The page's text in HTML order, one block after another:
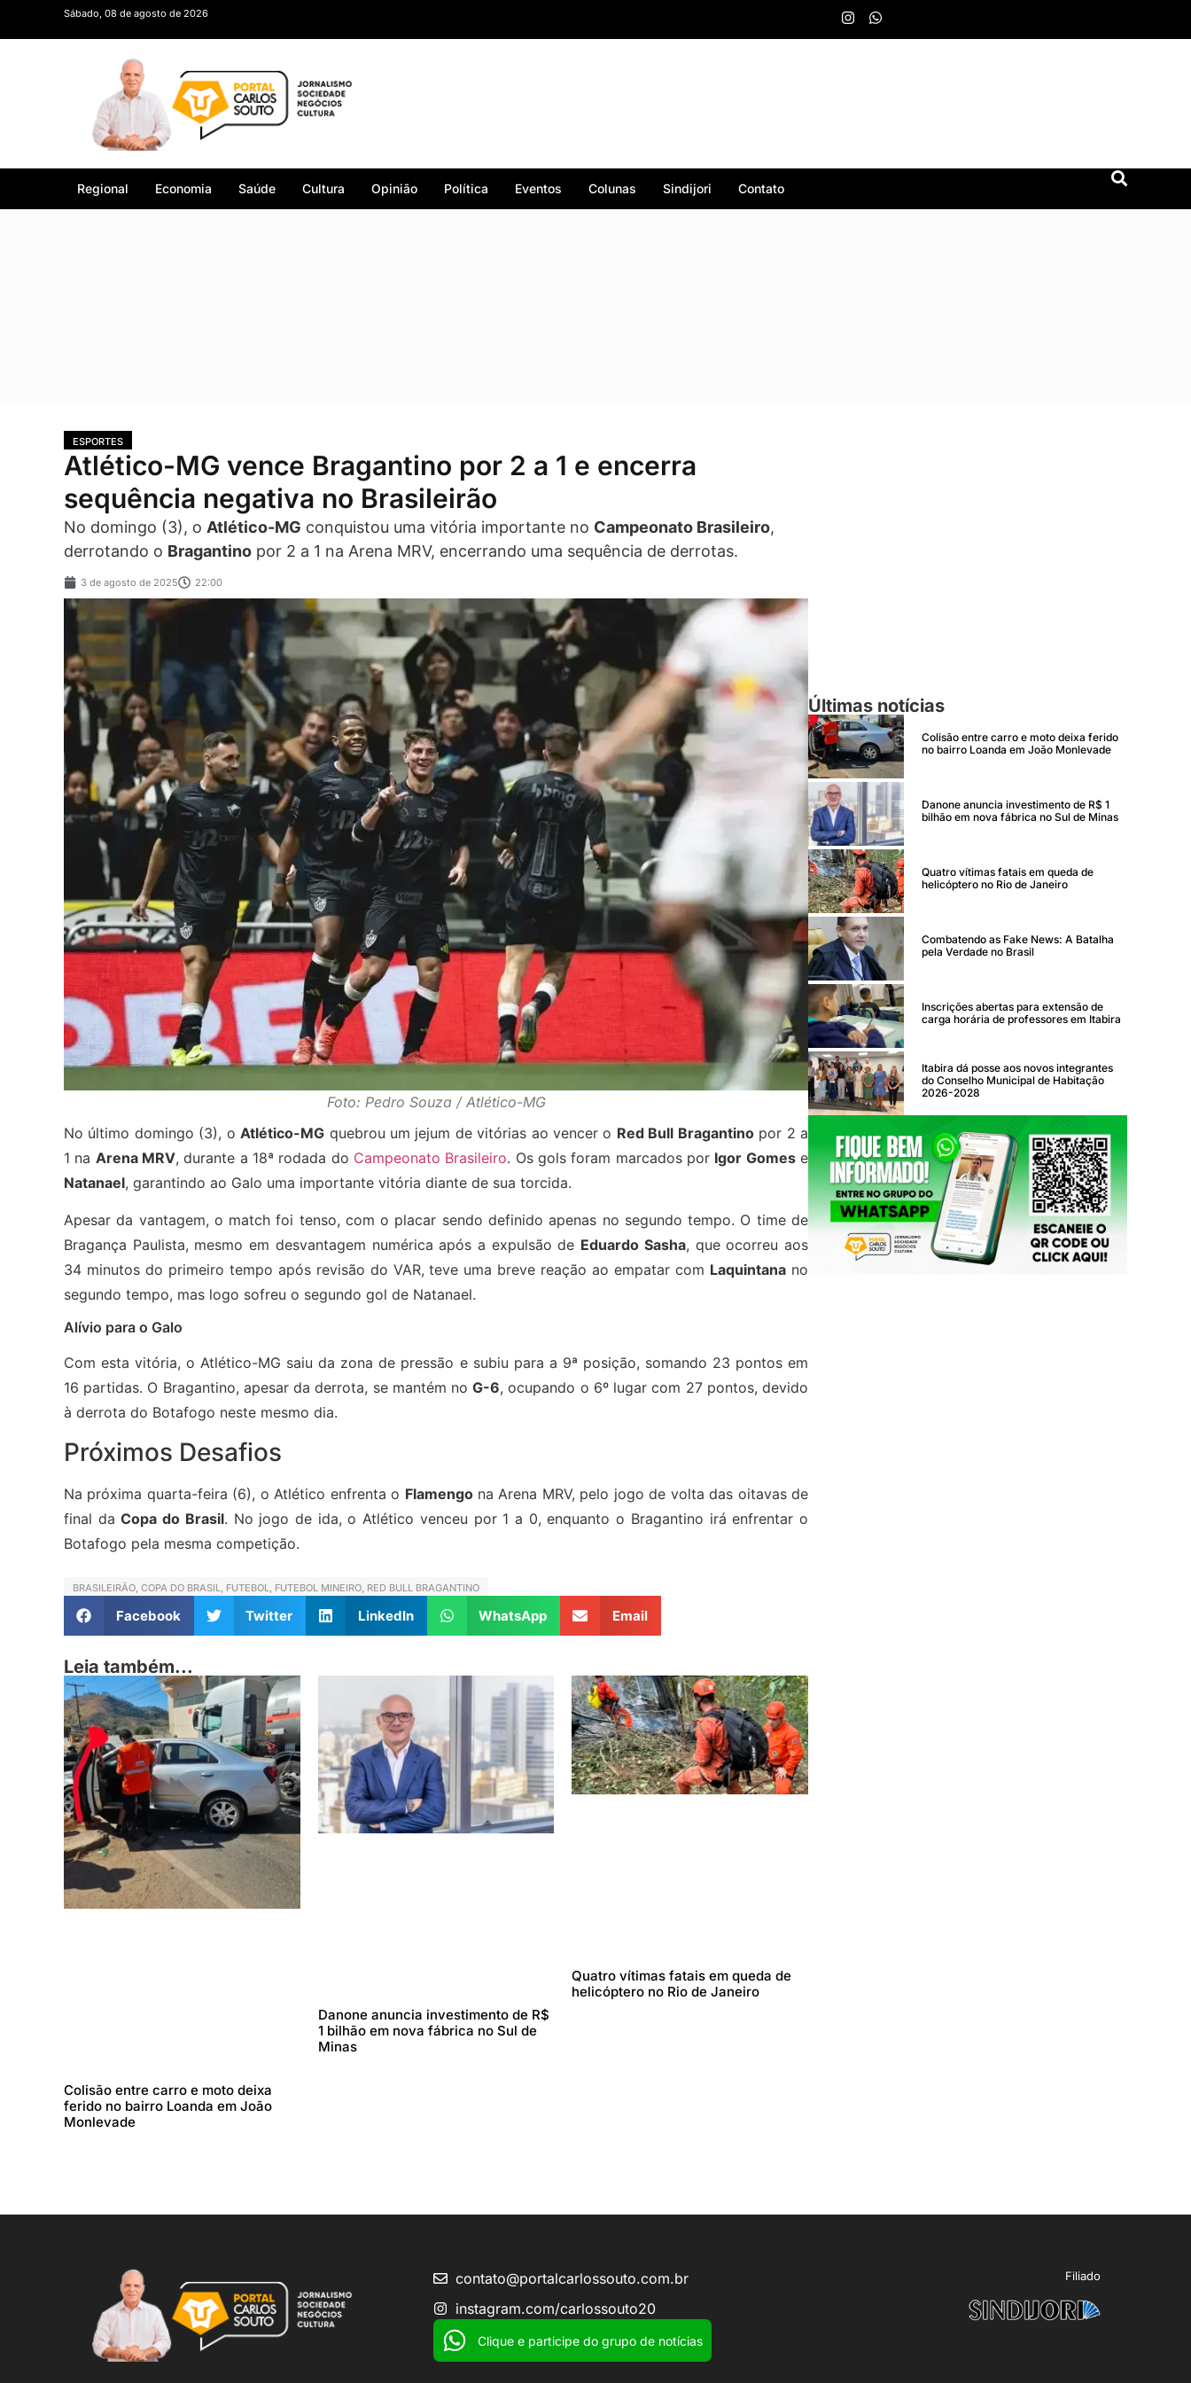
Sábado, 08 de agosto de 2026
Regional Economia Saúde Cultura Opinião Política Eventos Colunas Sindijori Contato
ESPORTES
Atlético-MG vence Bragantino por 2 a 1 e encerra
sequência negativa no Brasileirão
No domingo (3), o Atlético-MG conquistou uma vitória importante no Campeonato Brasileiro,
derrotando o Bragantino por 2 a 1 na Arena MRV, encerrando uma sequência de derrotas.
3 de agosto de 2025 22:00
Foto: Pedro Souza / Atlético-MG
No último domingo (3), oAtlético-MG quebrou um jejum de vitórias ao vencer o Red Bull Bragantinopor 2 a
1 na Arena MRV, durante a 18ª rodada do Campeonato Brasileiro. Os gols foram marcados por Igor Gomese
Natanael, garantindo ao Galo uma importante vitória diante de sua torcida.
Apesar da vantagem, o match foi tenso, com o placar sendo definido apenas no segundo tempo. O time de
Bragança Paulista, mesmo em desvantagem numérica após a expulsão de Eduardo Sasha, que ocorreu aos
34 minutos do primeiro tempo após revisão do VAR, teve uma breve reação ao empatar com Laquintana no
segundo tempo, mas logo sofreu o segundo gol de Natanael.
Alívio para o Galo
Com esta vitória, o Atlético-MG saiu da zona de pressão e subiu para a 9ª posição, somando 23 pontos em
16 partidas. O Bragantino, apesar da derrota, se mantém noG-6, ocupando o 6º lugar com 27 pontos, devido
à derrota do Botafogo neste mesmo dia.
Próximos Desafios
Na próxima quarta-feira (6), o Atlético enfrenta o Flamengona Arena MRV, pelo jogo de volta das oitavas de
final daCopa do Brasil. No jogo de ida, o Atlético venceu por 1 a 0, enquanto o Bragantino irá enfrentar o
Botafogo pela mesma competição.
BRASILEIRÃO, COPA DO BRASIL, FUTEBOL, FUTEBOL MINEIRO, RED BULL BRAGANTINO
Facebook Twitter LinkedIn WhatsApp Email
Leia também...
Colisão entre carro e moto deixa
ferido no bairro Loanda em João
Monlevade
Danone anuncia investimento de R$
1 bilhão em nova fábrica no Sul de
Minas
Quatro vítimas fatais em queda de
helicóptero no Rio de Janeiro
Últimas notícias
Colisão entre carro e moto deixa ferido
no bairro Loanda em João Monlevade
Danone anuncia investimento de R$ 1
bilhão em nova fábrica no Sul de Minas
Quatro vítimas fatais em queda de
helicóptero no Rio de Janeiro
Combatendo as Fake News: A Batalha
pela Verdade no Brasil
Inscrições abertas para extensão de
carga horária de professores em Itabira
Itabira dá posse aos novos integrantes
do Conselho Municipal de Habitação
2026-2028
contato@portalcarlossouto.com.br
instagram.com/carlossouto20
Clique e participe do grupo de notícias
Filiado